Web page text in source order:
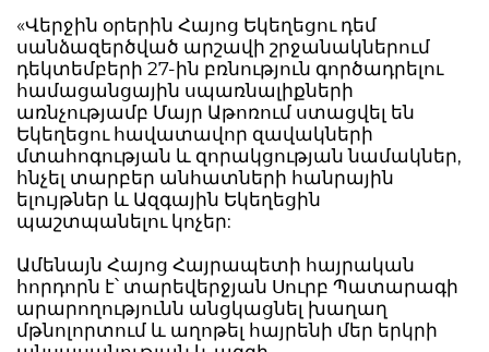
«Վերջին օրերին Հայոց Եկեղեցու դեմ
սանձազերծված արշավի շրջանակներում
դեկտեմբերի 27-ին բռնություն գործադրելու
համացանցային սպառնալիքների
առնչությամբ Մայր Աթոռում ստացվել են
Եկեղեցու հավատավոր զավակների
մտահոգության և զորակցության նամակներ,
հնչել տարբեր անհատների հանրային
ելույթներ և Ազգային Եկեղեցին
պաշտպանելու կոչեր:
Ամենայն Հայոց Հայրապետի հայրական
հորդորն է՝ տարեվերջյան Սուրբ Պատարագի
արարողությունն անցկացնել խաղաղ
մթնոլորտում և աղոթել հայրենի մեր երկրի